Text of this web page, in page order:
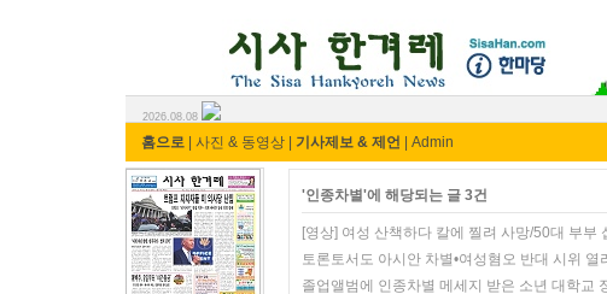
2026.08.08
홈으로 사진 & 동영상 기사제보 & 제언 Admin
'인종차별'에 해당되는 글 3건
[영상] 여성 산책하다 칼에 찔려 사망/50대 부
토론토서도 아시안 차별•여성혐오 반대 시위 열
졸업앨범에 인종차별 메세지 받은 소년 대학교